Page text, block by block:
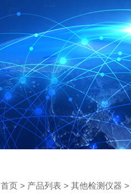
首页 > 产品列表 > 其他检测仪器 >